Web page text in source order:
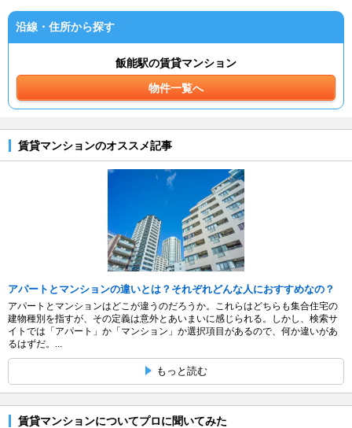
沿線・住所から探す
飯能駅の賃貸マンション
物件一覧へ
賃貸マンションのオススメ記事
アパートとマンションの違いとは？それぞれどんな人におすすめなの？
アパートとマンションはどこが違うのだろうか。これらはどちらも集合住宅の
建物種別を指すが、その定義は意外とあいまいに感じられる。しかし、検索サ
イトでは「アパート」か「マンション」か選択項目があるので、何か違いがあ
るはずだ。...
もっと読む
賃貸マンションについてプロに聞いてみた